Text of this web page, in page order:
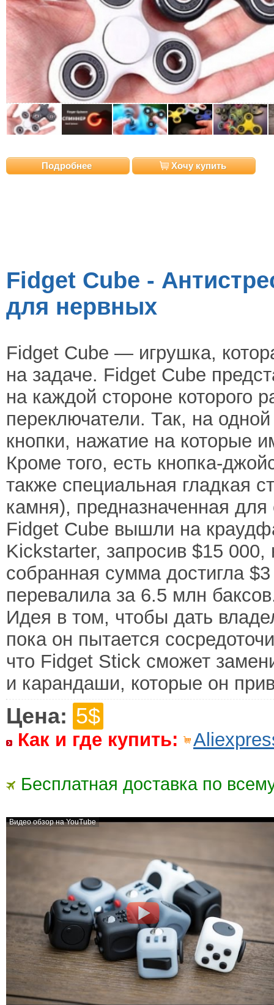
Подробнее Хочу купить
Fidget Cube -
для нервных
Fidget Cube — игрушка,
на задаче. Fidget Cube
на каждой стороне которого
переключатели. Так, на
кнопки, нажатие на которые
Кроме того, есть кнопка-
также специальная гладкая
камня), предназначенная
Fidget Cube вышли на
Kickstarter, запросив $15 000,
собранная сумма достигла
перевалила за 6.5 млн
Идея в том, чтобы дать
пока он пытается
что Fidget Stick сможет
и карандаши, которые он
Цена: 5$
Как и где купить:
Бесплатная доставка по
Видео обзор на YouTube